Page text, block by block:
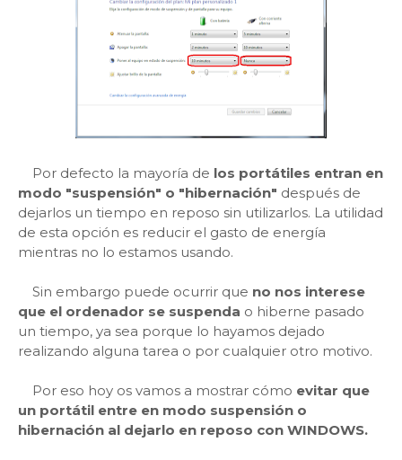
Por defecto la mayoría de los portátiles entran en
modo "suspensión" o "hibernación" después de
dejarlos un tiempo en reposo sin utilizarlos. La utilidad
de esta opción es reducir el gasto de energía
mientras no lo estamos usando.
Sin embargo puede ocurrir que no nos interese
que el ordenador se suspenda o hiberne pasado
un tiempo, ya sea porque lo hayamos dejado
realizando alguna tarea o por cualquier otro motivo.
Por eso hoy os vamos a mostrar cómo evitar que
un portátil entre en modo suspensión o
hibernación al dejarlo en reposo con WINDOWS.